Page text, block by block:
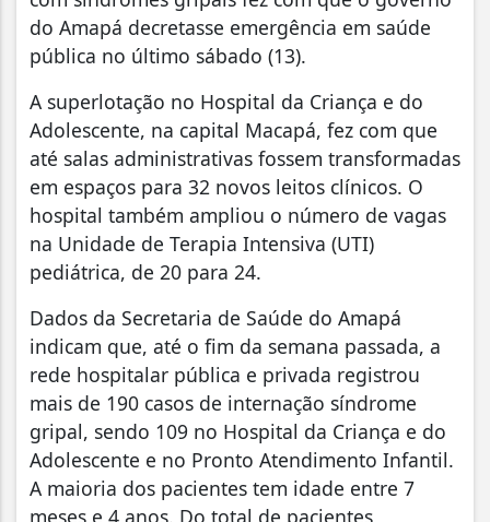
do Amapá decretasse emergência em saúde
pública no último sábado (13).
A superlotação no Hospital da Criança e do
Adolescente, na capital Macapá, fez com que
até salas administrativas fossem transformadas
em espaços para 32 novos leitos clínicos. O
hospital também ampliou o número de vagas
na Unidade de Terapia Intensiva (UTI)
pediátrica, de 20 para 24.
Dados da Secretaria de Saúde do Amapá
indicam que, até o fim da semana passada, a
rede hospitalar pública e privada registrou
mais de 190 casos de internação síndrome
gripal, sendo 109 no Hospital da Criança e do
Adolescente e no Pronto Atendimento Infantil.
A maioria dos pacientes tem idade entre 7
meses e 4 anos. Do total de pacientes